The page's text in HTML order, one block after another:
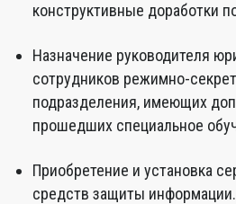
конструктивные доработки
Назначение руководителя
сотрудников режимно-
подразделения, имеющих
прошедших специальное
Приобретение и установка
средств защиты информации.